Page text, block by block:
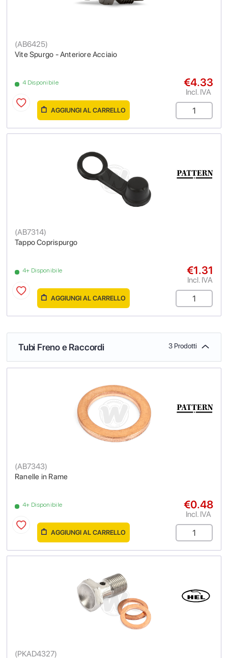
Vite Spurgo - Anteriore Acciaio
(AB6425)
4 Disponibile €4.33
Incl. IVA
AGGIUNGI AL CARRELLO
Tappo Coprispurgo
(AB7314)
4+ Disponibile €1.31
Incl. IVA
AGGIUNGI AL CARRELLO
Tubi Freno e Raccordi 3 Prodotti
Ranelle in Rame
(AB7343)
4+ Disponibile €0.48
Incl. IVA
AGGIUNGI AL CARRELLO
(PKAD4327)